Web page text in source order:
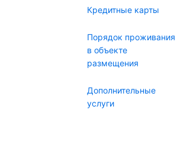
Кредитные карты
Порядок проживания
в объекте
размещения
Дополнительные
услуги